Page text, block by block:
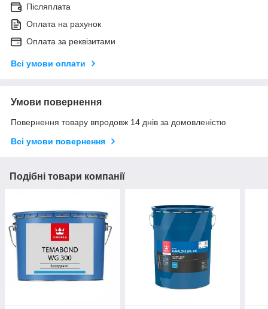
Післяплата
Оплата на рахунок
Оплата за реквізитами
Всі умови оплати
Умови повернення
Повернення товару впродовж 14 днів за домовленістю
Всі умови повернення
Подібні товари компанії